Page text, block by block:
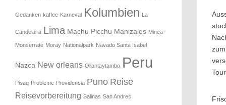
Gedanken kaffee Karneval Kolumbien La
Candelaria Lima Machu Picchu Manizales Minca
Monserrate Moray Nationalpark Navado Santa Isabel
Nazca New orleans Ollantaytambo Peru
Pisaq Probleme Providencia Puno Reise
Reisevorbereitung Salinas San Andres